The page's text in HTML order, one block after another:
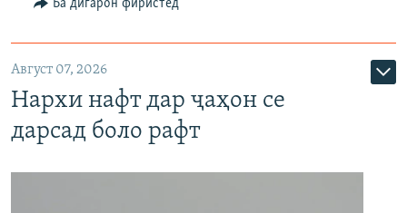
Ба дигарон фиристед
Август 07, 2026
Нархи нафт дар ҷаҳон се
дарсад боло рафт